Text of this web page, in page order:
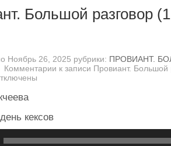
Большой разговор
Ноябрь 26, 2025 рубрики: ПРОВИАНТ.
Комментарии к записи Провиант. Большой
кексов